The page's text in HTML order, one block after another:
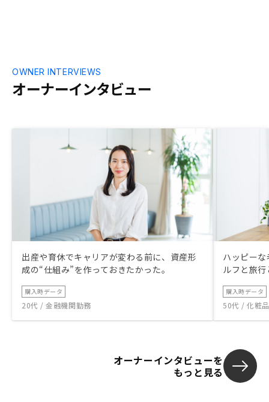
オーナーインタビュー
OWNER INTERVIEWS
出産や育休でキャリアが変わる前に、資産形
成の“仕組み”を作っておきたかった。
購入時データ
20代 / 金融機関勤務
ハッピー
ルフと旅
購入時データ
50代 / 化粧
オーナーインタビューを
もっと見る